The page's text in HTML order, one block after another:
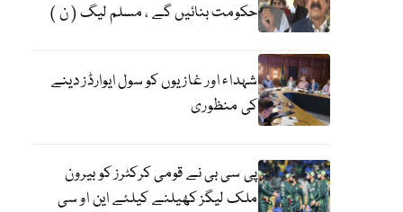
حکومت بنائیں گے ، مسلم لیگ ( ن )
شہداء اور غازیوں کو سول ایوارڈز دینے
کی منظوری
پی سی بی نے قومی کرکٹرز کو بیرون
ملک لیگز کھیلنے کیلئے این او سی